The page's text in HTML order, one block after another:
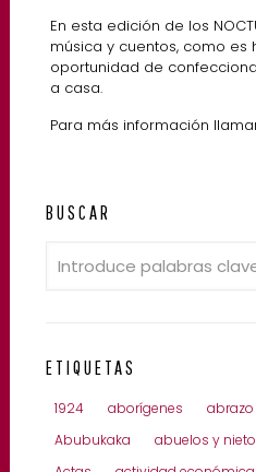
En esta edición de los
música y cuentos, como es
oportunidad de
a casa.
Para más información
BUSCAR
ETIQUETAS
1924 aborígenes abrazo
Abubukaka
abuelos y